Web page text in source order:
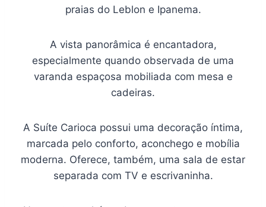
praias do Leblon e Ipanema.
A vista panorâmica é encantadora,
especialmente quando observada de uma
varanda espaçosa mobiliada com mesa e
cadeiras.
A Suíte Carioca possui uma decoração íntima,
marcada pelo conforto, aconchego e mobília
moderna. Oferece, também, uma sala de estar
separada com TV e escrivaninha.